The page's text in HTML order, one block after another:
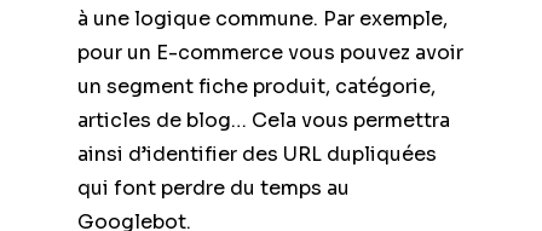
à une logique commune. Par exemple,
pour un E-commerce vous pouvez avoir
un segment fiche produit, catégorie,
articles de blog… Cela vous permettra
ainsi d’identifier des URL dupliquées
qui font perdre du temps au
Googlebot.